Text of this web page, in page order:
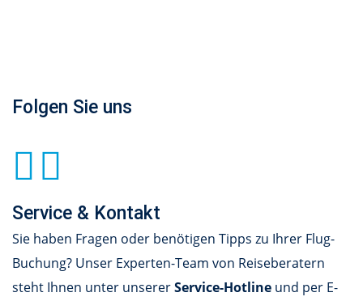
Folgen Sie uns
Service & Kontakt
Sie haben Fragen oder benötigen Tipps zu Ihrer Flug-
Buchung? Unser Experten-Team von Reiseberatern
steht Ihnen unter unsererService-Hotline und per E-